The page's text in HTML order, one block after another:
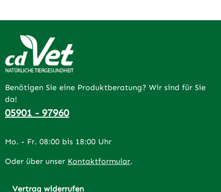
Benötigen Sie eine Produktberatung? Wir sind für Sie
da!
05901 - 97960
Mo. - Fr. 08:00 bis 18:00 Uhr
Oder über unser Kontaktformular.
Vertrag widerrufen